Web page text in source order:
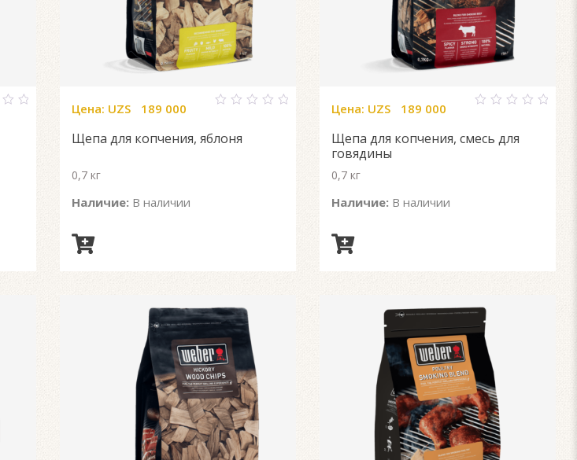
of
Цена: UZS 189 000
Щепа для копчения, яблоня
0,7 кг
Наличие: В наличии
of
Цена: UZS 189 000
Щепа для копчения, смесь для
говядины
0,7 кг
Наличие: В наличии